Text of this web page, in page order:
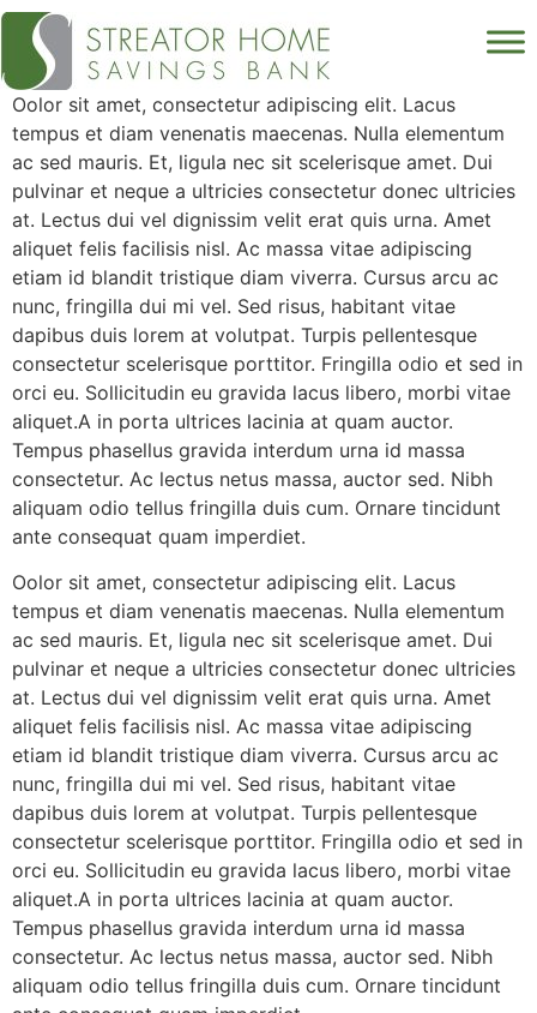
Oolor sit amet, consectetur adipiscing elit. Lacus
tempus et diam venenatis maecenas. Nulla elementum
ac sed mauris. Et, ligula nec sit scelerisque amet. Dui
pulvinar et neque a ultricies consectetur donec ultricies
at. Lectus dui vel dignissim velit erat quis urna. Amet
aliquet felis facilisis nisl. Ac massa vitae adipiscing
etiam id blandit tristique diam viverra. Cursus arcu ac
nunc, fringilla dui mi vel. Sed risus, habitant vitae
dapibus duis lorem at volutpat. Turpis pellentesque
consectetur scelerisque porttitor. Fringilla odio et sed in
orci eu. Sollicitudin eu gravida lacus libero, morbi vitae
aliquet.A in porta ultrices lacinia at quam auctor.
Tempus phasellus gravida interdum urna id massa
consectetur. Ac lectus netus massa, auctor sed. Nibh
aliquam odio tellus fringilla duis cum. Ornare tincidunt
ante consequat quam imperdiet.
Oolor sit amet, consectetur adipiscing elit. Lacus
tempus et diam venenatis maecenas. Nulla elementum
ac sed mauris. Et, ligula nec sit scelerisque amet. Dui
pulvinar et neque a ultricies consectetur donec ultricies
at. Lectus dui vel dignissim velit erat quis urna. Amet
aliquet felis facilisis nisl. Ac massa vitae adipiscing
etiam id blandit tristique diam viverra. Cursus arcu ac
nunc, fringilla dui mi vel. Sed risus, habitant vitae
dapibus duis lorem at volutpat. Turpis pellentesque
consectetur scelerisque porttitor. Fringilla odio et sed in
orci eu. Sollicitudin eu gravida lacus libero, morbi vitae
aliquet.A in porta ultrices lacinia at quam auctor.
Tempus phasellus gravida interdum urna id massa
consectetur. Ac lectus netus massa, auctor sed. Nibh
aliquam odio tellus fringilla duis cum. Ornare tincidunt